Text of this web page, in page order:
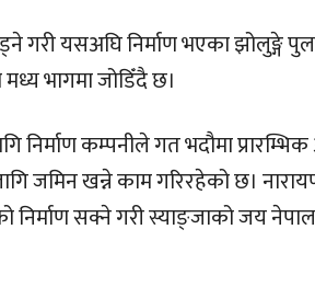
गरी यसअघि निर्माण भएका झोलुङ्गे
भागमा जोडिँदै छ।
निर्माण कम्पनीले गत भदौमा
जमिन खन्ने काम गरिरहेको छ।
सक्ने गरी स्याङ्जाको जय